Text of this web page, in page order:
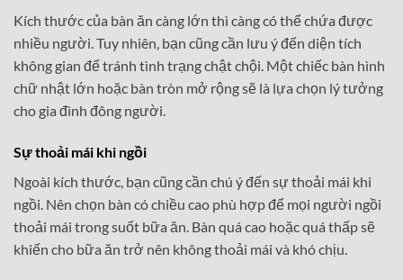
Kích thước của bàn ăn càng lớn thì càng có thể chứa được
nhiều người. Tuy nhiên, bạn cũng cần lưu ý đến diện tích
không gian để tránh tình trạng chật chội. Một chiếc bàn hình
chữ nhật lớn hoặc bàn tròn mở rộng sẽ là lựa chọn lý tưởng
cho gia đình đông người.
Sự thoải mái khi ngồi
Ngoài kích thước, bạn cũng cần chú ý đến sự thoải mái khi
ngồi. Nên chọn bàn có chiều cao phù hợp để mọi người ngồi
thoải mái trong suốt bữa ăn. Bàn quá cao hoặc quá thấp sẽ
khiến cho bữa ăn trở nên không thoải mái và khó chịu.